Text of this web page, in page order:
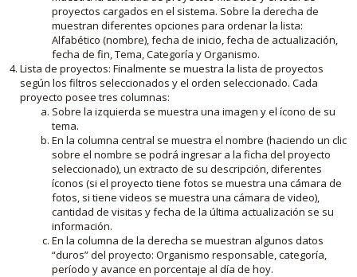
proyectos cargados en el sistema. Sobre la derecha de
muestran diferentes opciones para ordenar la lista:
Alfabético (nombre), fecha de inicio, fecha de actualización,
fecha de fin, Tema, Categoría y Organismo.
Lista de proyectos: Finalmente se muestra la lista de proyectos
según los filtros seleccionados y el orden seleccionado. Cada
proyecto posee tres columnas:
Sobre la izquierda se muestra una imagen y el ícono de su
tema.
En la columna central se muestra el nombre (haciendo un clic
sobre el nombre se podrá ingresar a la ficha del proyecto
seleccionado), un extracto de su descripción, diferentes
íconos (si el proyecto tiene fotos se muestra una cámara de
fotos, si tiene videos se muestra una cámara de video),
cantidad de visitas y fecha de la última actualización se su
información.
En la columna de la derecha se muestran algunos datos
“duros” del proyecto: Organismo responsable, categoría,
período y avance en porcentaje al día de hoy.